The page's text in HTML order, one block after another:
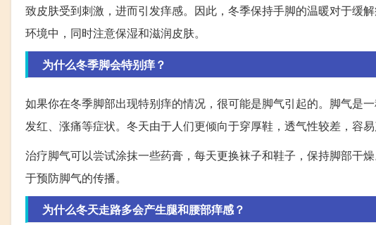
致皮肤受到刺激，进而引发痒感。因此，冬季保持手脚的温暖对于缓
环境中，同时注意保湿和滋润皮肤。
为什么冬季脚会特别痒？
如果你在冬季脚部出现特别痒的情况，很可能是脚气引起的。脚气是
发红、涨痛等症状。冬天由于人们更倾向于穿厚鞋，透气性较差，容
治疗脚气可以尝试涂抹一些药膏，每天更换袜子和鞋子，保持脚部干
于预防脚气的传播。
为什么冬天走路多会产生腿和腰部痒感？